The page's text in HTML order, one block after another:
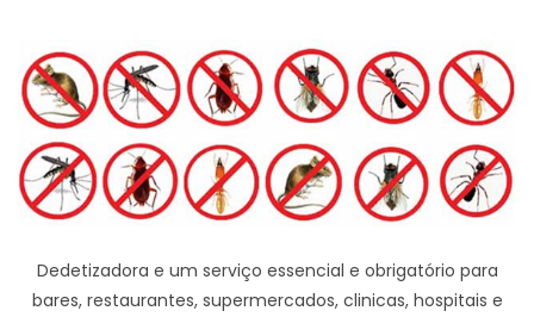
Dedetizadora e um serviço essencial e obrigatório para
bares, restaurantes, supermercados, clinicas, hospitais e